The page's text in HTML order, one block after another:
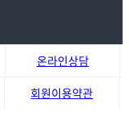
온라인상담
회원이용약관